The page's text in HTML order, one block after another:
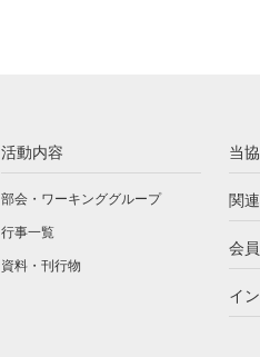
活動内容
部会・ワーキンググループ
行事一覧
資料・刊行物
当
関
会
イ